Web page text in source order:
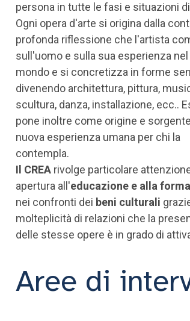
persona in tutte le fasi e situazioni
Ogni opera d'arte si origina dalla
profonda riflessione che l'artista
sull'uomo e sulla sua esperienza nel
mondo e si concretizza in forme
divenendo architettura, pittura,
scultura, danza, installazione, ecc..
pone inoltre come origine e
nuova esperienza umana per chi la
contempla.
Il CREA rivolge particolare
apertura all'educazione e alla
nei confronti dei beni culturali
molteplicità di relazioni che la
delle stesse opere è in grado di
Aree di